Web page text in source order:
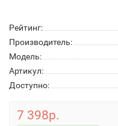
Рейтинг:
Производитель:
Модель:
Артикул:
Доступно:
7 398р.